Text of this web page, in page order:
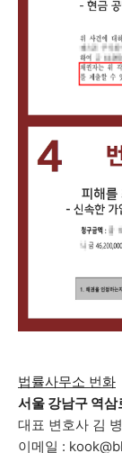
법률사무소 번화
서울 강남구 역삼
대표 변호사 김
이메일 :